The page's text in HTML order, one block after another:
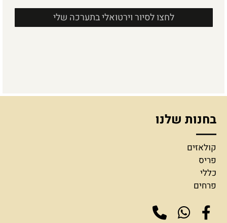
לחצו לסיור וירטואלי בתערכה שלי
בחנות שלנו
קולאזים
פריס
כללי
פרחים